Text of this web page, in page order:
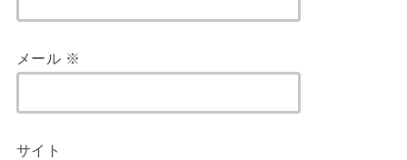
メール ※
サイト